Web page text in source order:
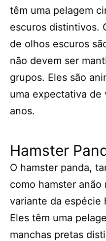
têm uma pelagem
escuros distintivos.
de olhos escuros
não devem ser
grupos. Eles são
uma expectativa de
anos.
Hamster
O hamster panda,
como hamster anão
variante da espécie
Eles têm uma
manchas pretas